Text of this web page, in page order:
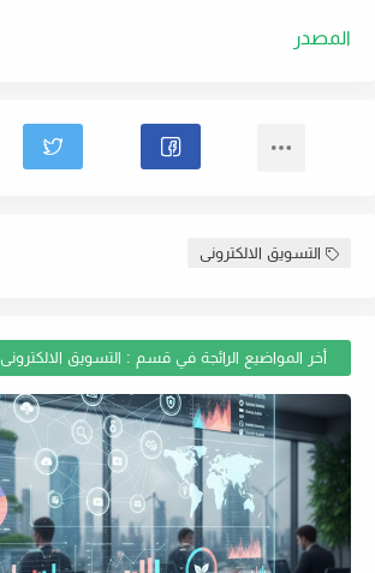
المصدر
التسويق الالكترونى
أخر المواضيع الرائجة في قسم : التسويق الالكترونى